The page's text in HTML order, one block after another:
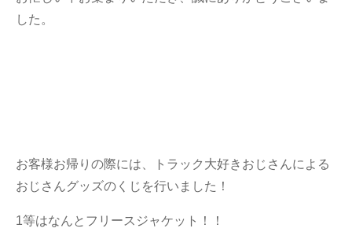
お客さま
した。
お客様お帰りの際には、トラック大好きおじさんによる
おじさんグッズのくじを行いました！
1等はなんとフリースジャケット！！